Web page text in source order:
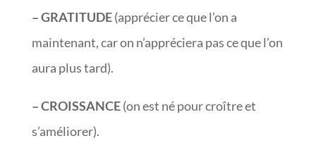
– GRATITUDE(apprécier ce que l’on a
maintenant, car on n’appréciera pas ce que l’on
aura plus tard).
– CROISSANCE(on est né pour croître et
s’améliorer).